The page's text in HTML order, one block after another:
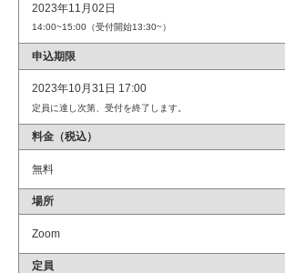
2023年11月02日
14:00~15:00（受付開始13:30~）
申込期限
2023年10月31日 17:00
定員に達し次第、受付を終了します。
料金（税込）
無料
場所
Zoom
定員